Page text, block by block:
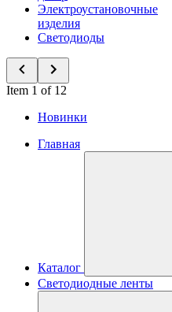
Электроустановочные
изделия
Светодиоды
Item 1 of 12
Новинки
Главная
Каталог
Светодиодные ленты